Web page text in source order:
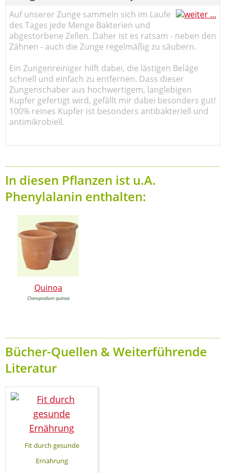
Auf unserer Zunge sammeln sich im Laufe
des Tages jede Menge Bakterien und
abgestorbene Zellen. Daher ist es ratsam - neben den
Zähnen - auch die Zunge regelmäßig zu säubern.
Ein Zungenreiniger hilft dabei, die lästigen Beläge
schnell und einfach zu entfernen. Dass dieser
Zungenschaber aus hochwertigem, langlebigen
Kupfer gefertigt wird, gefällt mir dabei besonders gut!
100% reines Kupfer ist besonders antibakteriell und
antimikrobiell.
In diesen Pflanzen ist u.A.
Phenylalanin enthalten:
Quinoa
Chenopodium quinoa
Bücher-Quellen & Weiterführende
Literatur
Fit durch gesunde
Ernährung